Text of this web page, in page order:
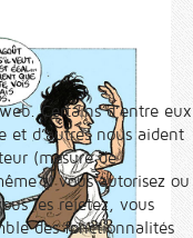
Certains d’entre eux
et d’autres nous aident
(mesure de
si vous autorisez ou
les rejetez, vous
des fonctionnalités